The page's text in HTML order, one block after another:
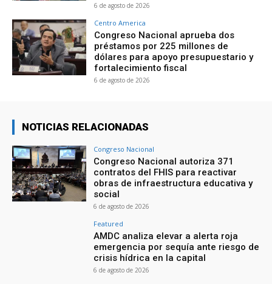
6 de agosto de 2026
Centro America
Congreso Nacional aprueba dos
préstamos por 225 millones de
dólares para apoyo presupuestario y
fortalecimiento fiscal
6 de agosto de 2026
NOTICIAS RELACIONADAS
Congreso Nacional
Congreso Nacional autoriza 371
contratos del FHIS para reactivar
obras de infraestructura educativa y
social
6 de agosto de 2026
Featured
AMDC analiza elevar a alerta roja
emergencia por sequía ante riesgo de
crisis hídrica en la capital
6 de agosto de 2026